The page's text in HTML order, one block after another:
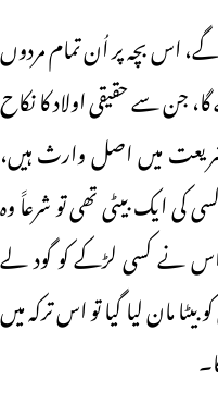
اس بچہ پر اُن تمام مردوں
جن سے حقیقی اولاد کا نکاح
میں اصل وارث ہیں،
کی ایک بیٹی تھی تو شرعاََ وہ
اس نے کسی لڑکے کو گود لے
بیٹا مان لیا گیا تو اس ترکہ میں